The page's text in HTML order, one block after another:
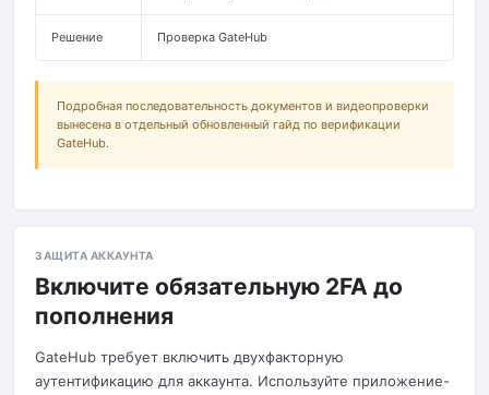
Решение Проверка GateHub
Подробная последовательность документов и видеопроверки
вынесена в отдельный обновленный гайд по верификации
GateHub.
ЗАЩИТА АККАУНТА
Включите обязательную 2FA до
пополнения
GateHub требует включить двухфакторную
аутентификацию для аккаунта. Используйте приложение-